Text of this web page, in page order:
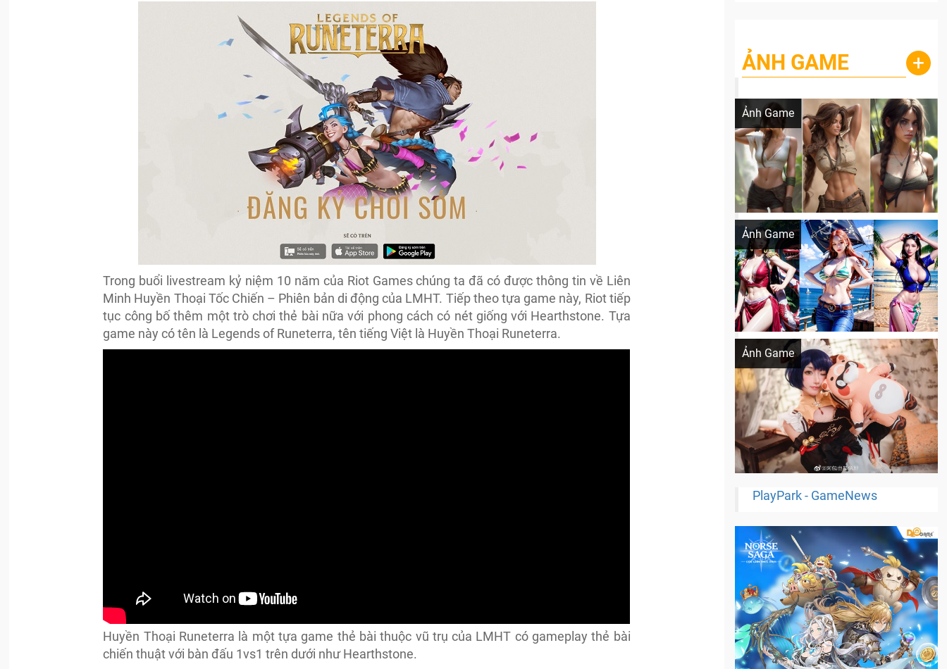
Trong buổi livestream kỷ niệm 10 năm của Riot Games chúng ta đã có được thông tin về Liên
Minh Huyền Thoại Tốc Chiến – Phiên bản di động của LMHT. Tiếp theo tựa game này, Riot tiếp
tục công bố thêm một trò chơi thẻ bài nữa với phong cách có nét giống với Hearthstone. Tựa
game này có tên là Legends of Runeterra, tên tiếng Việt là Huyền Thoại Runeterra.
Huyền Thoại Runeterra là một tựa game thẻ bài thuộc vũ trụ của LMHT có gameplay thẻ bài
chiến thuật với bàn đấu 1vs1 trên dưới như Hearthstone.
ẢNH GAME +
Ảnh Game
Lala Croft vừa nóng vừa xinh dưới nét vẽ
Ảnh Game
Khi AI Cosplay gái đẹp One Piece
Ảnh Game
Cosplay Xiangling siêu cute
PlayPark - GameNews